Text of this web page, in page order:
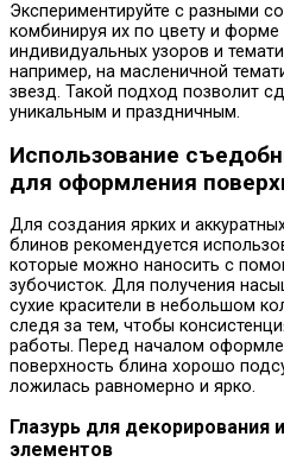
Экспериментируйте с разными
комбинируя их по цвету и
индивидуальных узоров и
например, на масленичной
звезд. Такой подход позволит
уникальным и праздничным.
Использование
для оформления
Для создания ярких и
блинов рекомендуется
которые можно наносить с
зубочисток. Для получения
сухие красители в небольшом
следя за тем, чтобы
работы. Перед началом
поверхность блина хорошо
ложилась равномерно и ярко.
Глазурь для
элементов